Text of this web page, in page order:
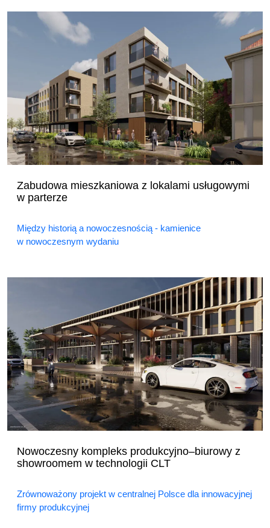
Zabudowa mieszkaniowa z lokalami usługowymi
w parterze
Między historią a nowoczesnością - kamienice
w nowoczesnym wydaniu
Nowoczesny kompleks produkcyjno–biurowy z
showroomem w technologii CLT
Zrównoważony projekt w centralnej Polsce dla innowacyjnej
firmy produkcyjnej